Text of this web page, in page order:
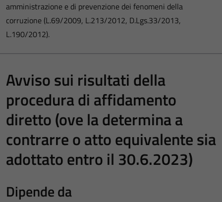
amministrazione e di prevenzione dei fenomeni della
corruzione (L.69/2009, L.213/2012, D.Lgs.33/2013,
L.190/2012).
Avviso sui risultati della
procedura di affidamento
diretto (ove la determina a
contrarre o atto equivalente sia
adottato entro il 30.6.2023)
Dipende da